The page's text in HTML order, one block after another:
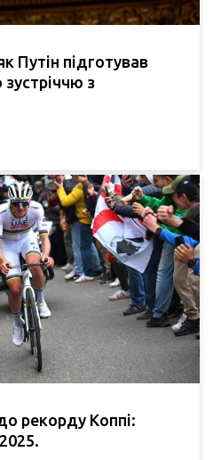
Путін підготував
з
рекорду Коппі: